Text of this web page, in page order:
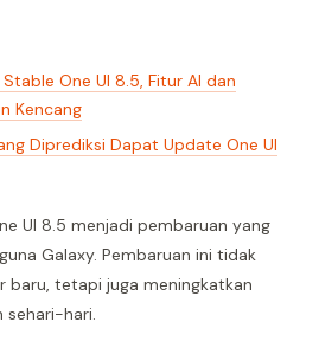
One UI 8.5, Fitur AI dan
Kencang
Diprediksi Dapat Update One UI
UI 8.5 menjadi pembaruan yang
Galaxy. Pembaruan ini tidak
baru, tetapi juga meningkatkan
sehari-hari.